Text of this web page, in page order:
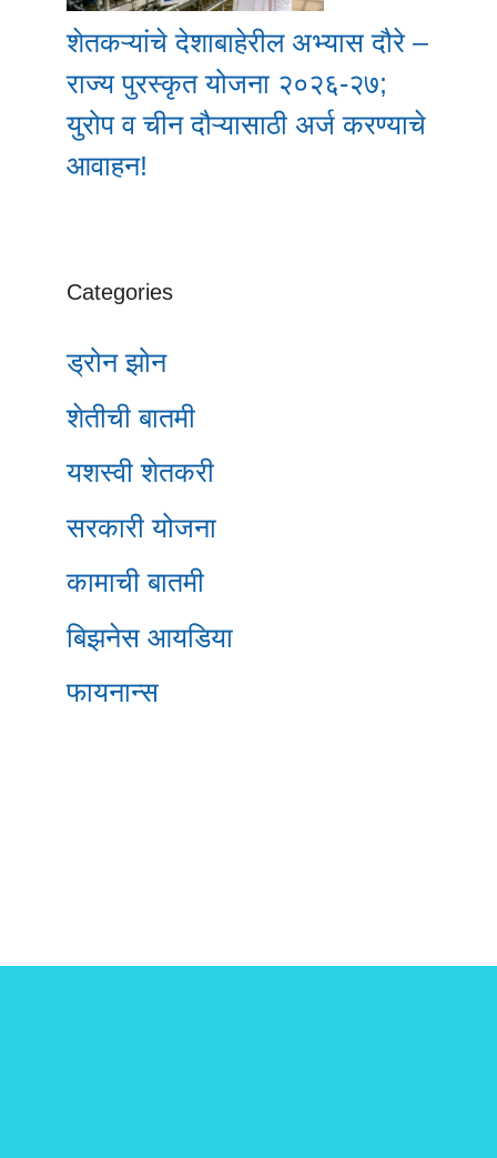
शेतकऱ्यांचे देशाबाहेरील अभ्यास दौरे –
राज्य पुरस्कृत योजना २०२६-२७;
युरोप व चीन दौऱ्यासाठी अर्ज करण्याचे
आवाहन!
Categories
ड्रोन झोन
शेतीची बातमी
यशस्वी शेतकरी
सरकारी योजना
कामाची बातमी
बिझनेस आयडिया
फायनान्स